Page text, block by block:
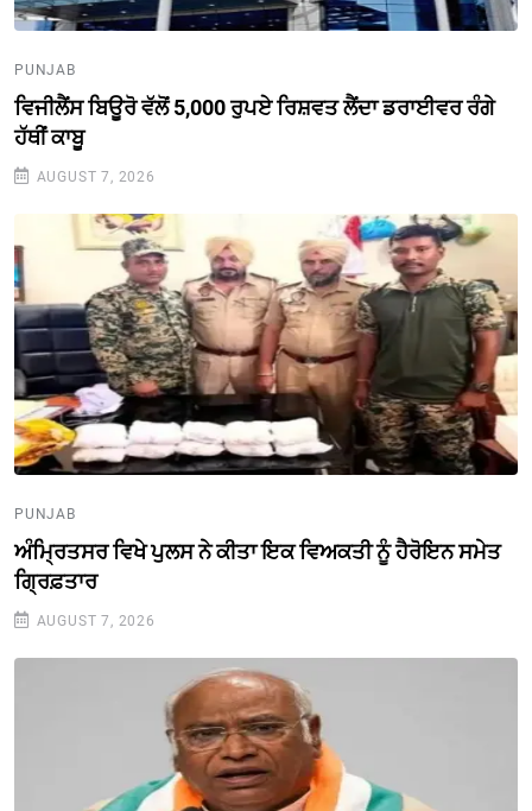
PUNJAB
ਵਿਜੀਲੈਂਸ ਬਿਊਰੋ ਵੱਲੋਂ 5,000 ਰੁਪਏ ਰਿਸ਼ਵਤ ਲੈਂਦਾ ਡਰਾਈਵਰ ਰੰਗੇ
ਹੱਥੀਂ ਕਾਬੂ
AUGUST 7, 2026
PUNJAB
ਅੰਮ੍ਰਿਤਸਰ ਵਿਖੇ ਪੁਲਸ ਨੇ ਕੀਤਾ ਇਕ ਵਿਅਕਤੀ ਨੂੰ ਹੈਰੋਇਨ ਸਮੇਤ
ਗ੍ਰਿਫ਼ਤਾਰ
AUGUST 7, 2026